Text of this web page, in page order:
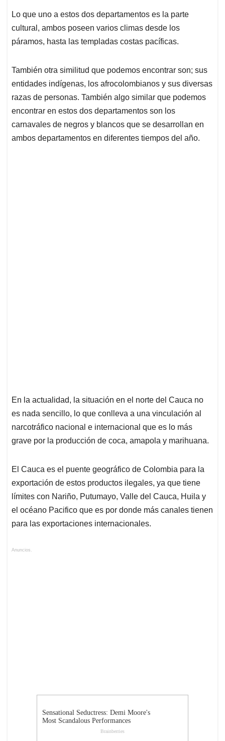
Lo que uno a estos dos departamentos es la parte
cultural, ambos poseen varios climas desde los
páramos, hasta las templadas costas pacíficas.
También otra similitud que podemos encontrar son; sus
entidades indígenas, los afrocolombianos y sus diversas
razas de personas. También algo similar que podemos
encontrar en estos dos departamentos son los
carnavales de negros y blancos que se desarrollan en
ambos departamentos en diferentes tiempos del año.
En la actualidad, la situación en el norte del Cauca no
es nada sencillo, lo que conlleva a una vinculación al
narcotráfico nacional e internacional que es lo más
grave por la producción de coca, amapola y marihuana.
El Cauca es el puente geográfico de Colombia para la
exportación de estos productos ilegales, ya que tiene
límites con Nariño, Putumayo, Valle del Cauca, Huila y
el océano Pacifico que es por donde más canales tienen
para las exportaciones internacionales.
Anuncios.